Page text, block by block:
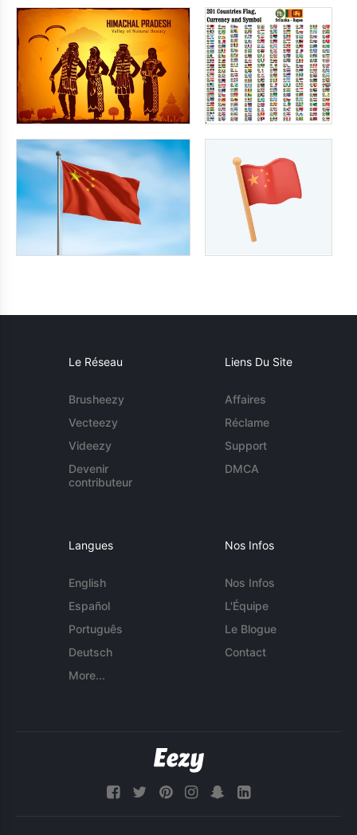
Le Réseau
Brusheezy
Vecteezy
Videezy
Devenir
contributeur
Liens Du Site
Affaires
Réclame
Support
DMCA
Langues
English
Español
Português
Deutsch
More...
Nos Infos
Nos Infos
L'Équipe
Le Blogue
Contact